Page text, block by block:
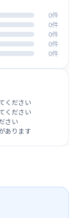
0件
0件
0件
0件
0件
ください
ください
さい
あります